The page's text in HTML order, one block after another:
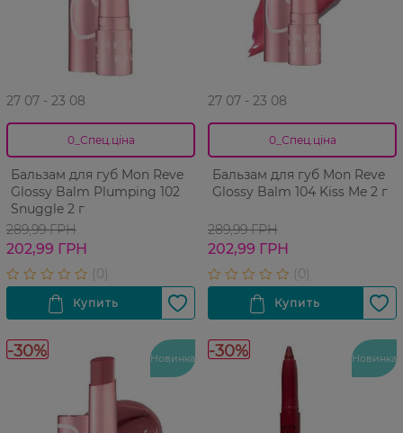
27 07 - 23 08
0_Спец.ціна
Бальзам для губ Mon Reve
Glossy Balm Plumping 102
Snuggle 2 г
289,99 ГРН
202,99 ГРН
27 07 - 23 08
0_Спец.ціна
Бальзам для губ Mon Reve
Glossy Balm 104 Kiss Me 2 г
289,99 ГРН
202,99 ГРН
-30% Новинка -30% Новинка